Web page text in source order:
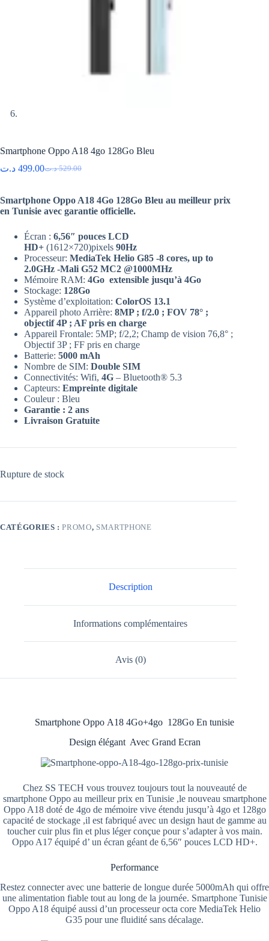
Smartphone Oppo A18 4go 128Go Bleu
529.00 د.تLe
était :
529.00 د.ت.
499.00 د.ت
Le
est :
499.00 د.ت.
Smartphone Oppo A18 4Go 128Go Bleu au meilleur prix
en Tunisie avec garantie officielle.
Écran : 6,56″ pouces LCD
HD+ (1612×720)pixels 90Hz
Processeur: MediaTek Helio G85 -8 cores, up to
2.0GHz -Mali G52 MC2 @1000MHz
Mémoire RAM: 4Go extensible jusqu’à 4Go
Stockage: 128Go
Système d’exploitation: ColorOS 13.1
Appareil photo Arrière: 8MP ; f/2.0 ; FOV 78° ;
objectif 4P ; AF pris en charge
Appareil Frontale: 5MP; f/2,2; Champ de vision 76,8° ;
Objectif 3P ; FF pris en charge
Batterie: 5000 mAh
Nombre de SIM: Double SIM
Connectivités: Wifi, 4G – Bluetooth® 5.3
Capteurs: Empreinte digitale
Couleur : Bleu
Garantie : 2 ans
Livraison Gratuite
Rupture de stock
CATÉGORIES :PROMO, SMARTPHONE
Description
Informations complémentaires
Avis (0)
Smartphone Oppo A18 4Go+4go 128Go En tunisie
Design élégant Avec Grand Ecran
Chez SS TECH vous trouvez toujours tout la nouveauté de
smartphone Oppo au meilleur prix en Tunisie ,le nouveau smartphone
Oppo A18 doté de 4go de mémoire vive étendu jusqu’à 4go et 128go
capacité de stockage ,il est fabriqué avec un design haut de gamme au
toucher cuir plus fin et plus léger conçue pour s’adapter à vos main.
Oppo A17 équipé d’ un écran géant de 6,56″ pouces LCD HD+.
Performance
Restez connecter avec une batterie de longue durée 5000mAh qui offre
une alimentation fiable tout au long de la journée. Smartphone Tunisie
Oppo A18 équipé aussi d’un processeur octa core MediaTek Helio
G35 pour une fluidité sans décalage.